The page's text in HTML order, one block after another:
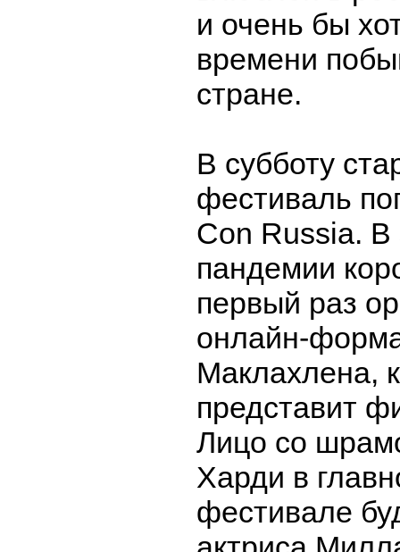
и очень бы
времени
стране.
В субботу
фестиваль
Con Russia. В
пандемии
первый раз
онлайн-
Маклахлена,
представит
Лицо со
Харди в
фестивале